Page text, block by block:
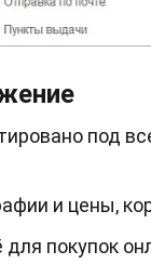
под
и цены,
покупок